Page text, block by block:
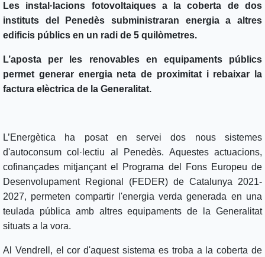
Les instal·lacions fotovoltaiques a la coberta de dos
instituts del Penedès subministraran energia a altres
edificis públics en un radi de 5 quilòmetres.
L’aposta per les renovables en equipaments públics
permet generar energia neta de proximitat i rebaixar la
factura elèctrica de la Generalitat.
L’Energètica ha posat en servei dos nous sistemes
d'autoconsum col·lectiu al Penedès. Aquestes actuacions,
cofinançades mitjançant el Programa del Fons Europeu de
Desenvolupament Regional (FEDER) de Catalunya 2021-
2027, permeten compartir l'energia verda generada en una
teulada pública amb altres equipaments de la Generalitat
situats a la vora.
Al Vendrell, el cor d'aquest sistema es troba a la coberta de